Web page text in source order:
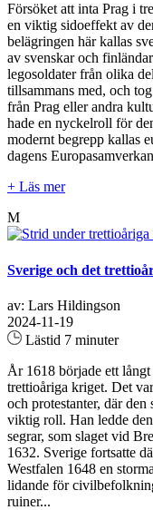
Försöket att inta Prag i
en viktig sidoeffekt av
belägringen här kallas
av svenskar och
legosoldater från olika
tillsammans med, och
från Prag eller andra
hade en nyckelroll för
modernt begrepp kallas
dagens
+ Läs mer
M
Sverige och det
av: Lars Hildingson
2024-11-19
Lästid 7 minuter
År 1618 började ett
trettioåriga kriget. Det
och protestanter, där
viktig roll. Han ledde
segrar, som slaget vid
1632. Sverige fortsatte
Westfalen 1648 en
lidande för
ruiner...